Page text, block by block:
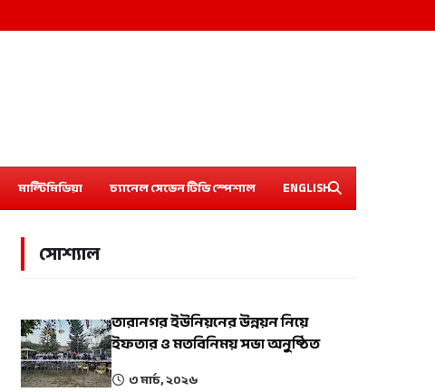
মাল্টিমিডিয়া চ্যানেল সেভেন টিভি স্পেশাল ENGLISH
সোশ্যাল
তারানগর ইউনিয়নের উন্নয়ন নিয়ে
ইফতার ও মতবিনিময় সভা অনুষ্ঠিত
৩ মার্চ, ২০২৬